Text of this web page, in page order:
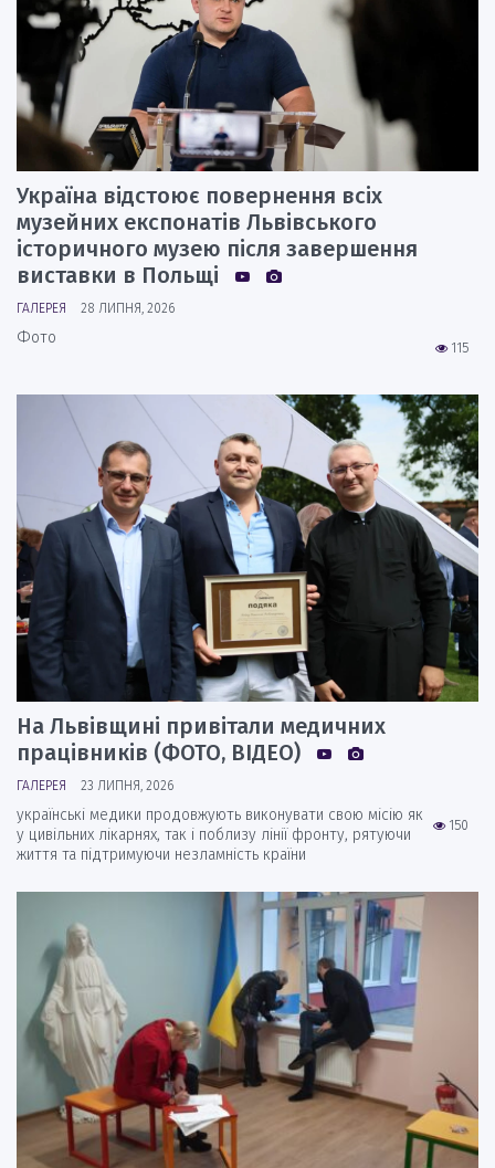
Україна відстоює повернення всіх
музейних експонатів Львівського
історичного музею після завершення
виставки в Польщі
ГАЛЕРЕЯ 28 ЛИПНЯ, 2026
115
Фото
На Львівщині привітали медичних
працівників (ФОТО, ВІДЕО)
ГАЛЕРЕЯ 23 ЛИПНЯ, 2026
150
українські медики продовжують виконувати свою місію як
у цивільних лікарнях, так і поблизу лінії фронту, рятуючи
життя та підтримуючи незламність країни